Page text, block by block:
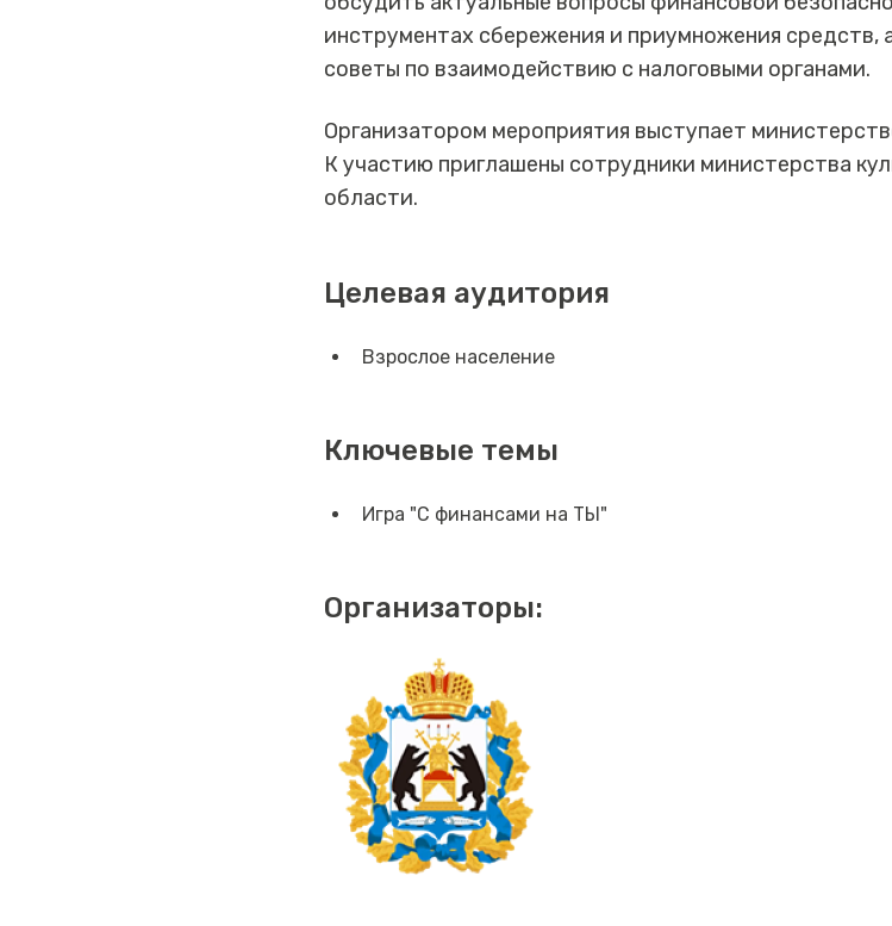
инструментах сбережения и приумножения средств,
советы по взаимодействию с налоговыми органами.
Организатором мероприятия выступает
К участию приглашены сотрудники министерства
области.
Целевая аудитория
Взрослое население
Ключевые темы
Игра "С финансами на ТЫ"
Организаторы: